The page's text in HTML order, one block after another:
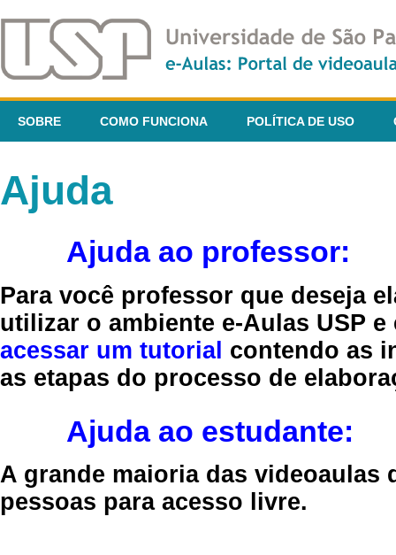
SOBRE COMO FUNCIONA POLÍTICA DE USO
Ajuda
Ajuda ao professor:
Para você professor que deseja
utilizar o ambiente e-Aulas USP
acessar um tutorial contendo as
as etapas do processo de
Ajuda ao estudante:
A grande maioria das videoaulas
pessoas para acesso livre.